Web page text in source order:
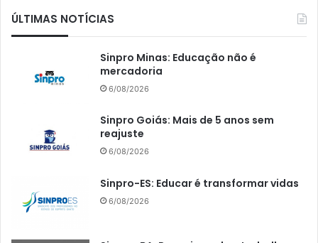
ÚLTIMAS NOTÍCIAS
Sinpro Minas: Educação não é
mercadoria
6/08/2026
Sinpro Goiás: Mais de 5 anos sem
reajuste
6/08/2026
Sinpro-ES: Educar é transformar vidas
6/08/2026